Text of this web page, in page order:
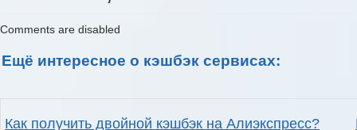
Comments are disabled
Ещё интересное о кэшбэк сервисах:
Как получить двойной кэшбэк на Алиэкспресс?